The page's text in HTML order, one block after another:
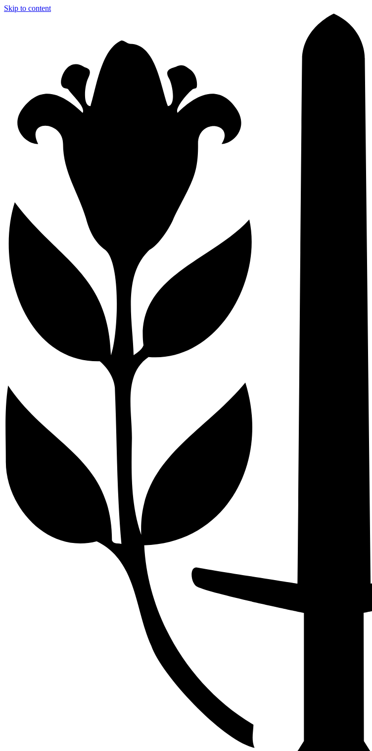
Skip to content